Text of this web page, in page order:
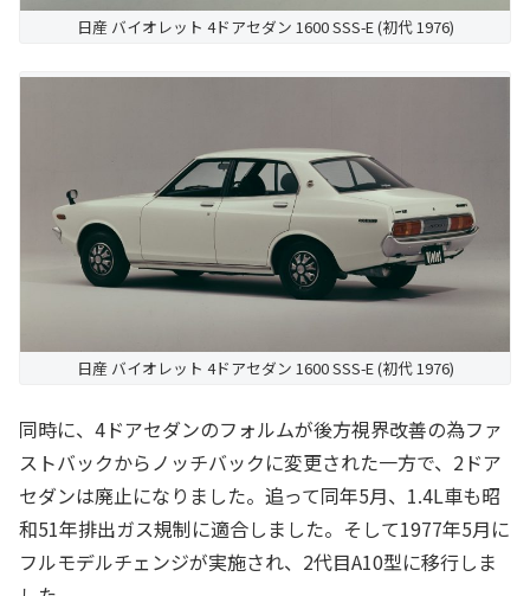
日産 バイオレット 4ドアセダン 1600 SSS-E (初代 1976)
日産 バイオレット 4ドアセダン 1600 SSS-E (初代 1976)
同時に、4ドアセダンのフォルムが後方視界改善の為ファ
ストバックからノッチバックに変更された一方で、2ドア
セダンは廃止になりました。追って同年5月、1.4L車も昭
和51年排出ガス規制に適合しました。そして1977年5月に
フルモデルチェンジが実施され、2代目A10型に移行しま